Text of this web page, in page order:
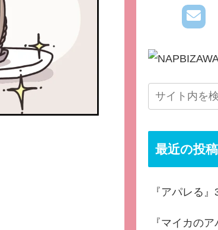
最近の投稿
『アパレる
『マイカの